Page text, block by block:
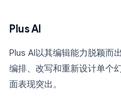
Plus AI
Plus AI以其编辑能力脱颖而
编排、改写和重新设计单个
面表现突出。